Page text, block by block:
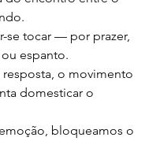
se tocar — por prazer,
espanto.
o movimento
domesticar o
bloqueamos o